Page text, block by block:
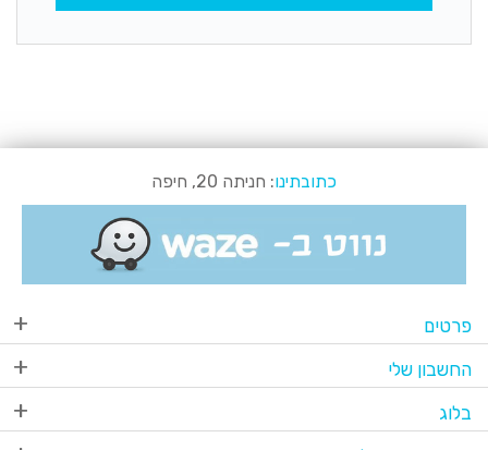
כתובתינו: חניתה 20, חיפה
פרטים
החשבון שלי
בלוג